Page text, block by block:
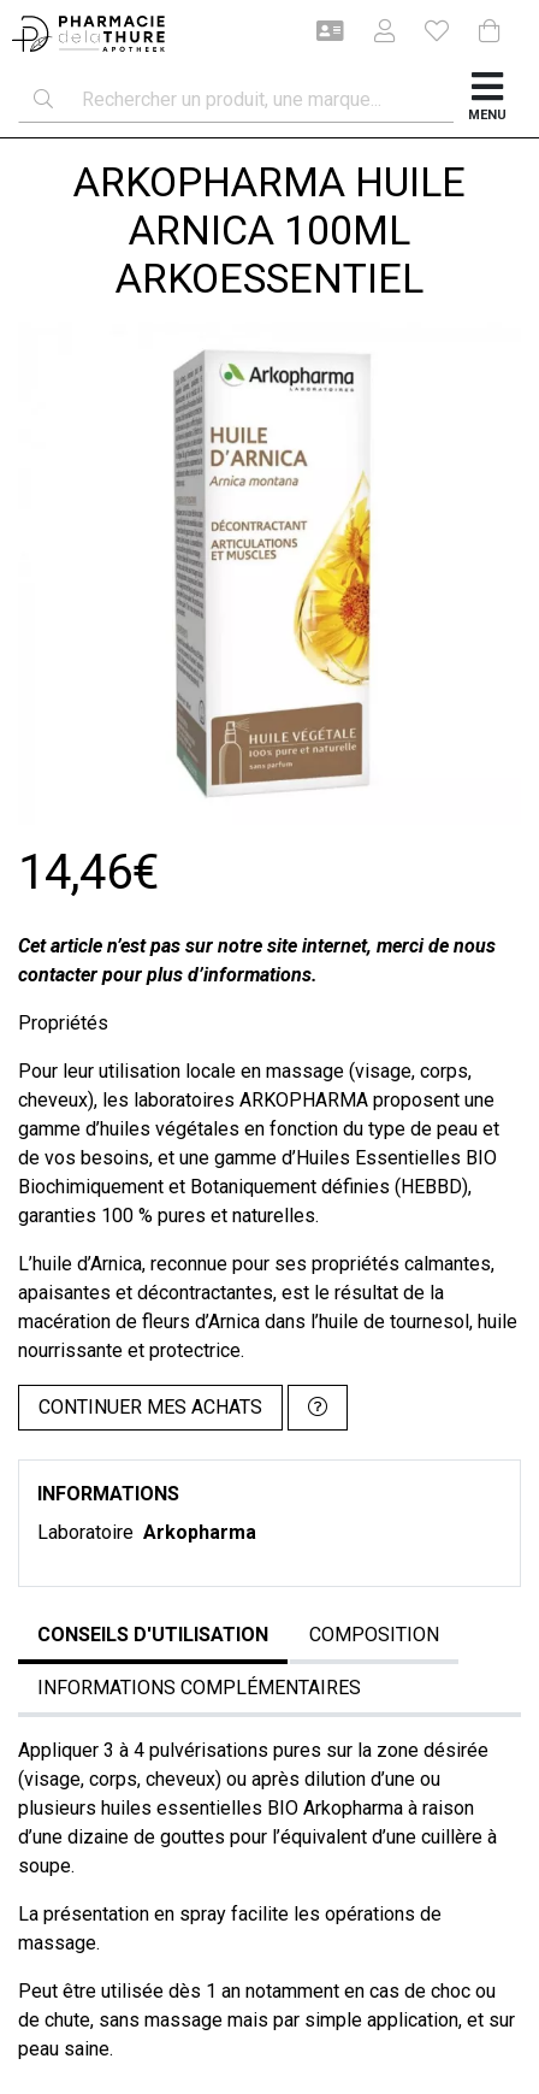
MENU
ARKOPHARMA HUILE
ARNICA 100ML
ARKOESSENTIEL
14,46€
Cet article n’est pas sur notre site internet, merci de nous
contacter pour plus d’informations.
Propriétés
Pour leur utilisation locale en massage (visage, corps,
cheveux), les laboratoires ARKOPHARMA proposent une
gamme d’huiles végétales en fonction du type de peau et
de vos besoins, et une gamme d’Huiles Essentielles BIO
Biochimiquement et Botaniquement définies (HEBBD),
garanties 100 % pures et naturelles.
L’huile d’Arnica, reconnue pour ses propriétés calmantes,
apaisantes et décontractantes, est le résultat de la
macération de fleurs d’Arnica dans l’huile de tournesol, huile
nourrissante et protectrice.
CONTINUER MES ACHATS
INFORMATIONS
Laboratoire Arkopharma
CONSEILS D'UTILISATION COMPOSITION
INFORMATIONS COMPLÉMENTAIRES
Appliquer 3 à 4 pulvérisations pures sur la zone désirée
(visage, corps, cheveux) ou après dilution d’une ou
plusieurs huiles essentielles BIO Arkopharma à raison
d’une dizaine de gouttes pour l’équivalent d’une cuillère à
soupe.
La présentation en spray facilite les opérations de
massage.
Peut être utilisée dès 1 an notamment en cas de choc ou
de chute, sans massage mais par simple application, et sur
peau saine.